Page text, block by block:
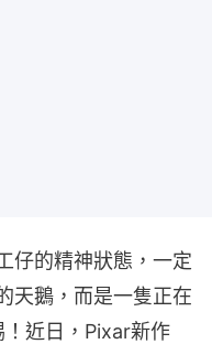
仔的精神狀態，一定
天鵝，而是一隻正在
近日，Pixar新作